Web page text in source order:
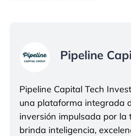
Pipeline
Pipeline Capital Tech
una plataforma integrada
inversión impulsada por la
brinda inteligencia,